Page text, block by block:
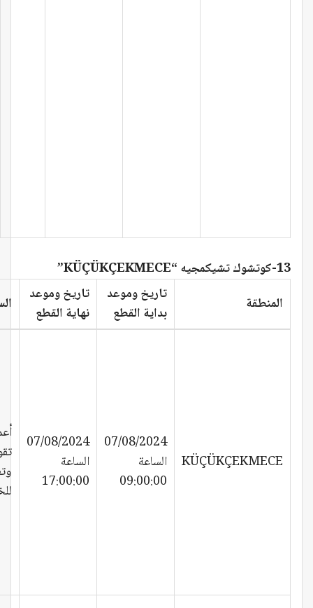
13-كوتشوك تشيكمجيه “KÜÇÜKÇEKMECE”
المنطقة
تاريخ وموعد
بداية القطع
تاريخ وموعد
نهاية القطع
KÜÇÜKÇEKMECE
07/08/2024
الساعة
09:00:00
07/08/2024
الساعة
17:00:00